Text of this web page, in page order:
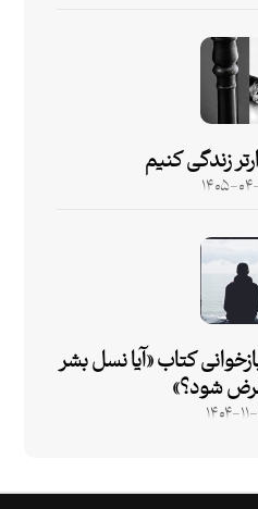
زندگی کنیم
۰۴-۲۰
کتاب «آیا نسل بشر
شود؟»
۱۱-۲۱